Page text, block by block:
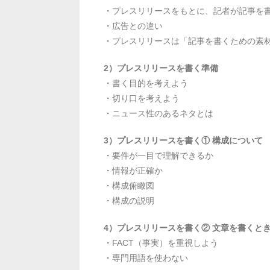
・ プレスリリースをもとに、記者が記事を
・ 広告との違い
・ プレスリリースは「記事を書くための素材
2）プレスリリースを書く準備
・ 書く目的を考えよう
・ 切り口を考えよう
・ ニュース性のあるネタとは
3）プレスリリースを書く① 構成について
・ 要件が一目で理解できるか
・情報が正確か
・ 構成俯瞰図
・ 構成の説明
4）プレスリリースを書く② 文章を書くと
・ FACT（事実）を重視しよう
・ 専門用語を使わない